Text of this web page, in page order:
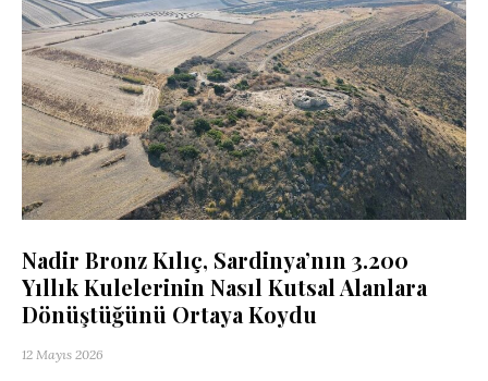
Nadir Bronz Kılıç, Sardinya’nın 3.200
Yıllık Kulelerinin Nasıl Kutsal Alanlara
Dönüştüğünü Ortaya Koydu
12 Mayıs 2026